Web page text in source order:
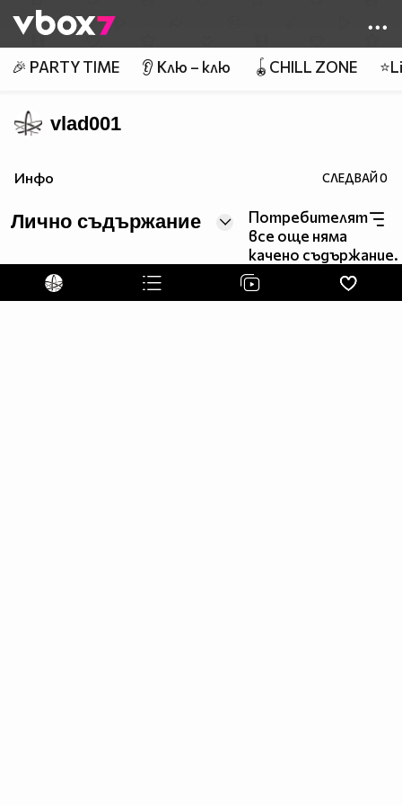
👾
🎉 PARTY TIME 👂 Клю – клю 🪀CHILL ZONE
vlad001
Инфо СЛЕДВАЙ0
Лично съдържание
Потребителят
все още няма
качено съдържание.